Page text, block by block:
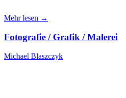
Mehr lesen →
Fotografie / Grafik / Malerei
Michael Blaszczyk